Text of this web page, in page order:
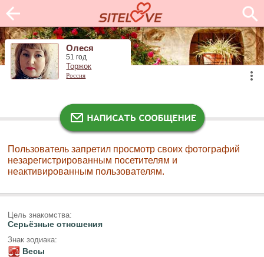
Олеся
51 год
Торжок
Россия
Пользователь запретил просмотр своих фотографий
незарегистрированным посетителям и
неактивированным пользователям.
Цель знакомства:
Серьёзные отношения
Знак зодиака:
Весы